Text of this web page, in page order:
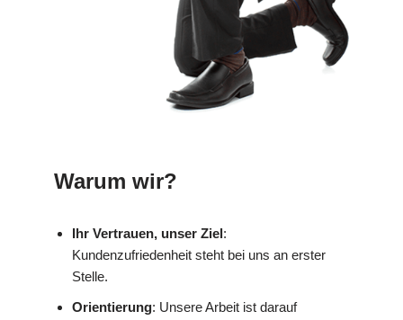
Warum wir?
Ihr Vertrauen, unser Ziel:
Kundenzufriedenheit steht bei uns an erster
Stelle.
Orientierung: Unsere Arbeit ist darauf